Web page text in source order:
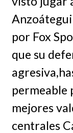
por Fox
que su
permeable
mejores
centrales